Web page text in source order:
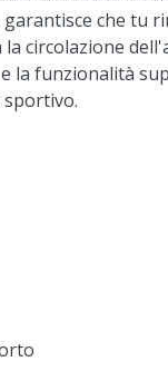
che tu
circolazione
la funzionalità
sportivo.